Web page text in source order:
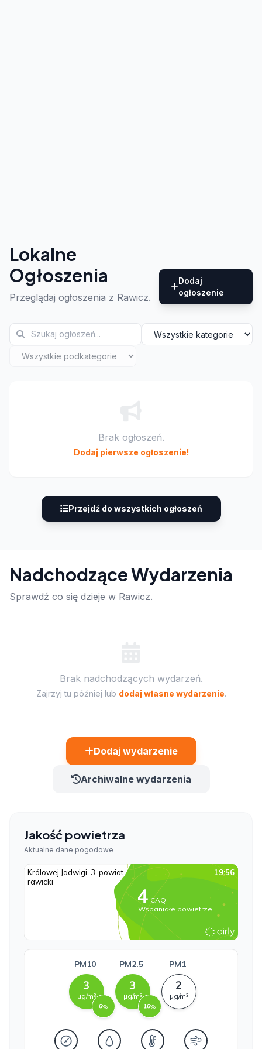
Lokalne
Ogłoszenia
Przeglądaj ogłoszenia z Rawicz.
Dodaj
ogłoszenie
Brak ogłoszeń.
Dodaj pierwsze ogłoszenie!
Przejdź do wszystkich ogłoszeń
Nadchodzące Wydarzenia
Sprawdź co się dzieje w Rawicz.
Brak nadchodzących wydarzeń.
Zajrzyj tu później lub dodaj własne wydarzenie.
Dodaj wydarzenie
Archiwalne wydarzenia
Jakość powietrza
Aktualne dane pogodowe